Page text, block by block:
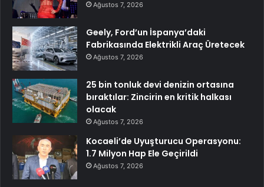
Ağustos 7, 2026
Geely, Ford’un İspanya’daki
Fabrikasında Elektrikli Araç Üretecek
Ağustos 7, 2026
25 bin tonluk devi denizin ortasına
bıraktılar: Zincirin en kritik halkası
olacak
Ağustos 7, 2026
Kocaeli’de Uyuşturucu Operasyonu:
1.7 Milyon Hap Ele Geçirildi
Ağustos 7, 2026